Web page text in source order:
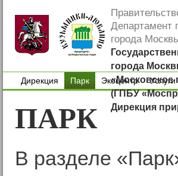
Департамент
города
города
«Московское
(ГПБУ
Дирекция
Дирекция
Парк
Экоцентр
Экоцентр
Услуги
Услуги
ПАРК
В разделе